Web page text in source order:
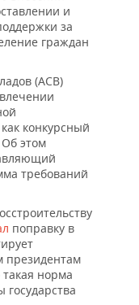
и
за
граждан
(АСВ)
конкурсный
этом
требований
поправку в
президентам
норма
государства